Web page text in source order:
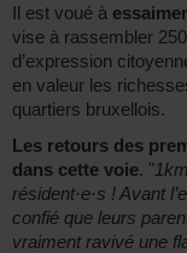
Il est voué à
vise à rassembler
d’expression
en valeur les
quartiers bruxellois.
Les retours des
dans cette voie. "
résident·e·s ! Avant
confié que leurs
vraiment ravivé une